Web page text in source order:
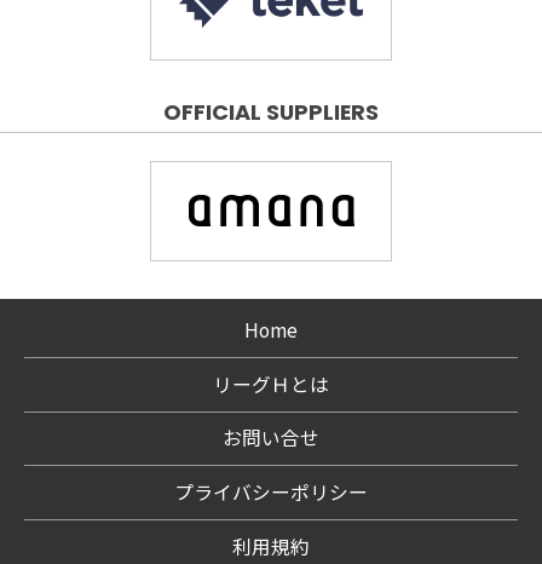
OFFICIAL SUPPLIERS
Home
リーグＨとは
お問い合せ
プライバシーポリシー
利用規約